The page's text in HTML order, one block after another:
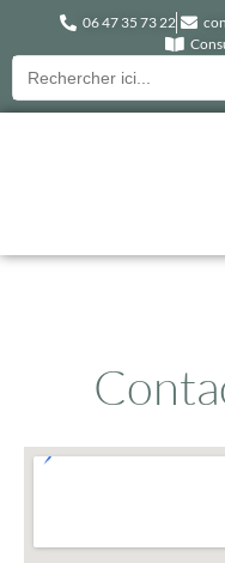
06 47 35 73 22
Recherche
pour :